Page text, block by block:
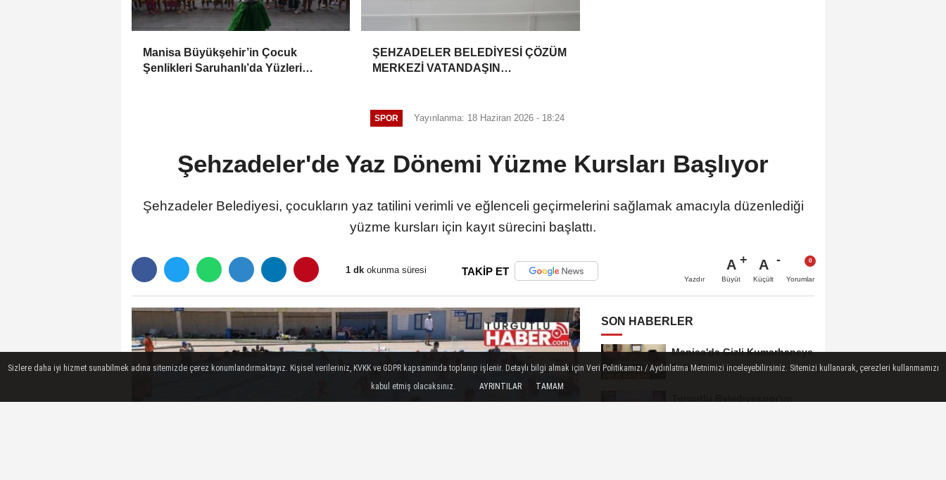
Manisa Büyükşehir’in Çocuk
Şenlikleri Saruhanlı’da Yüzleri
ŞEHZADELER BELEDİYESİ ÇÖZÜM
MERKEZİ VATANDAŞIN
SPOR Yayınlanma: 18 Haziran 2026 - 18:24
Şehzadeler'de Yaz Dönemi Yüzme Kursları Başlıyor
Şehzadeler Belediyesi, çocukların yaz tatilini verimli ve eğlenceli geçirmelerini sağlamak amacıyla düzenlediği
yüzme kursları için kayıt sürecini başlattı.
1 dk okunma süresi TAKİP ET
Yazdır
A
Büyüt
A
Küçült Yorumlar
SON HABERLER
Manisa'da Gizli Kumarhaneye
Polis Baskını
Sizlere daha iyi hizmet sunabilmek adına sitemizde çerez konumlandırmaktayız. Kişisel verileriniz, KVKK ve GDPR kapsamında toplanıp işlenir. Detaylı bilgi almak için Veri Politikamızı / Aydınlatma Metnimizi inceleyebilirsiniz. Sitemizi kullanarak, çerezleri kullanmamızı
kabul etmiş olacaksınız.
AYRINTILAR TAMAM